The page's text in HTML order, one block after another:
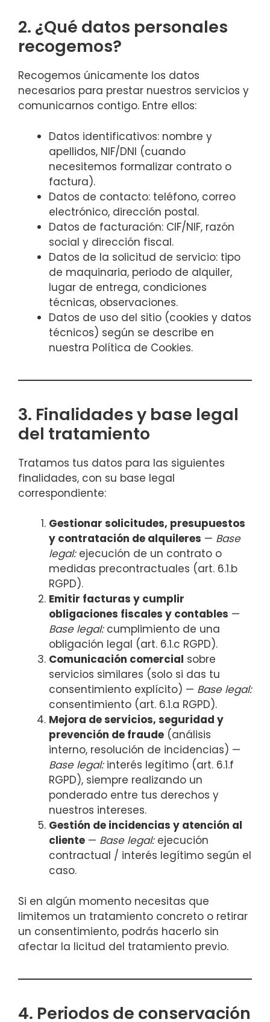
2. ¿Qué datos personales
recogemos?
Recogemos únicamente los datos
necesarios para prestar nuestros servicios y
comunicarnos contigo. Entre ellos:
Datos identificativos: nombre y
apellidos, NIF/DNI (cuando
necesitemos formalizar contrato o
factura).
Datos de contacto: teléfono, correo
electrónico, dirección postal.
Datos de facturación: CIF/NIF, razón
social y dirección fiscal.
Datos de la solicitud de servicio: tipo
de maquinaria, periodo de alquiler,
lugar de entrega, condiciones
técnicas, observaciones.
Datos de uso del sitio (cookies y datos
técnicos) según se describe en
nuestra Política de Cookies.
3. Finalidades y base legal
del tratamiento
Tratamos tus datos para las siguientes
finalidades, con su base legal
correspondiente:
Gestionar solicitudes, presupuestos
y contratación de alquileres — Base
legal:ejecución de un contrato o
medidas precontractuales (art. 6.1.b
RGPD).
Emitir facturas y cumplir
obligaciones fiscales y contables —
Base legal:cumplimiento de una
obligación legal (art. 6.1.c RGPD).
Comunicación comercial sobre
servicios similares (solo si das tu
consentimiento explícito) — Base legal:
consentimiento (art. 6.1.a RGPD).
Mejora de servicios, seguridad y
prevención de fraude (análisis
interno, resolución de incidencias) —
Base legal:interés legítimo (art. 6.1.f
RGPD), siempre realizando un
ponderado entre tus derechos y
nuestros intereses.
Gestión de incidencias y atención al
cliente — Base legal:ejecución
contractual / interés legítimo según el
caso.
Si en algún momento necesitas que
limitemos un tratamiento concreto o retirar
un consentimiento, podrás hacerlo sin
afectar la licitud del tratamiento previo.
4. Periodos de conservación